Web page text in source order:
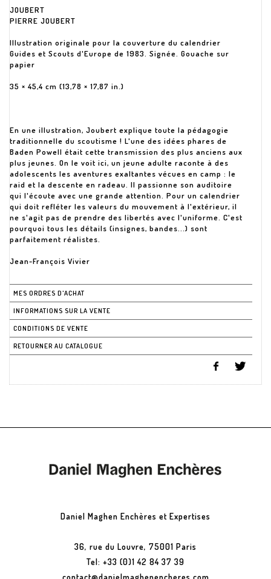
JOUBERT
PIERRE JOUBERT
Illustration originale pour la couverture du calendrier
Guides et Scouts d'Europe de 1983. Signée. Gouache sur
papier
35 × 45,4 cm (13,78 × 17,87 in.)
En une illustration, Joubert explique toute la pédagogie
traditionnelle du scoutisme ! L'une des idées phares de
Baden Powell était cette transmission des plus anciens aux
plus jeunes. On le voit ici, un jeune adulte raconte à des
adolescents les aventures exaltantes vécues en camp : le
raid et la descente en radeau. Il passionne son auditoire
qui l'écoute avec une grande attention. Pour un calendrier
qui doit refléter les valeurs du mouvement à l'extérieur, il
ne s'agit pas de prendre des libertés avec l'uniforme. C'est
pourquoi tous les détails (insignes, bandes...) sont
parfaitement réalistes.
Jean-François Vivier
MES ORDRES D'ACHAT
INFORMATIONS SUR LA VENTE
CONDITIONS DE VENTE
RETOURNER AU CATALOGUE
Daniel Maghen Enchères et Expertises
36, rue du Louvre, 75001 Paris
Tel: +33 (0)1 42 84 37 39